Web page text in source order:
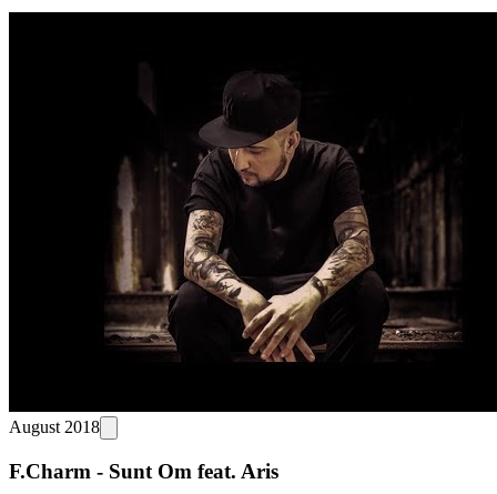
August 2018
F.Charm - Sunt Om feat. Aris